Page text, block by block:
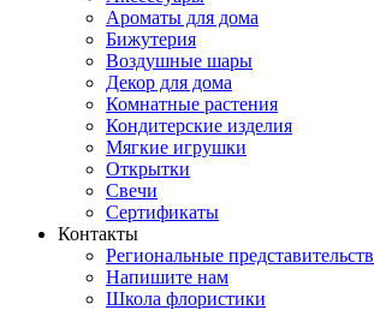
Ароматы для дома
Бижутерия
Воздушные шары
Декор для дома
Комнатные растения
Кондитерские изделия
Мягкие игрушки
Открытки
Свечи
Сертификаты
Контакты
Региональные
Напишите нам
Школа флористики